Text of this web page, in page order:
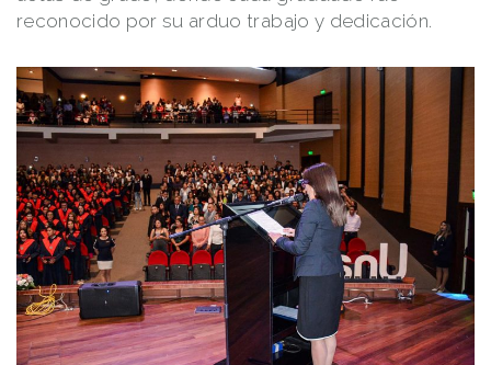
reconocido por su arduo trabajo y dedicación.